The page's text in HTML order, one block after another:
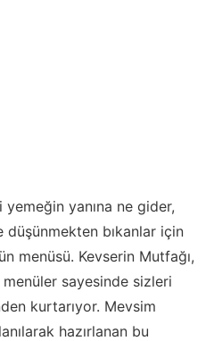
yanına ne gider,
düşünmekten bıkanlar için
menüsü. Kevserin Mutfağı,
sayesinde sizleri
kurtarıyor. Mevsim
hazırlanan bu